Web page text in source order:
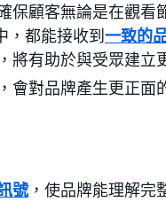
保顧客無論是在觀看
都能接收到 一致的
將有助於與受眾建立
會對品牌產生更正面
號，使品牌能理解完